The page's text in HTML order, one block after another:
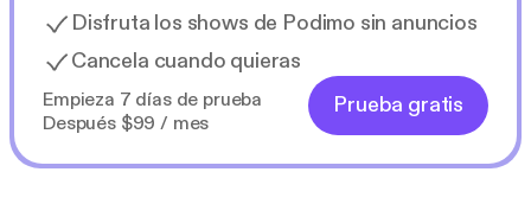
Disfruta los shows de Podimo sin anuncios
Cancela cuando quieras
Empieza 7 días de prueba
Después $99 / mes
Prueba gratis